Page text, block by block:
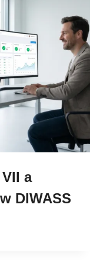
a
DIWASS